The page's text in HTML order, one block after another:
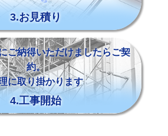
3.お見積り
ご納得いただけましたらご契
約。
に取り掛かります
4.工事開始